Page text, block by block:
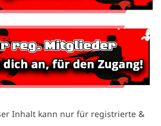
Inhalt kann nur für registrierte &